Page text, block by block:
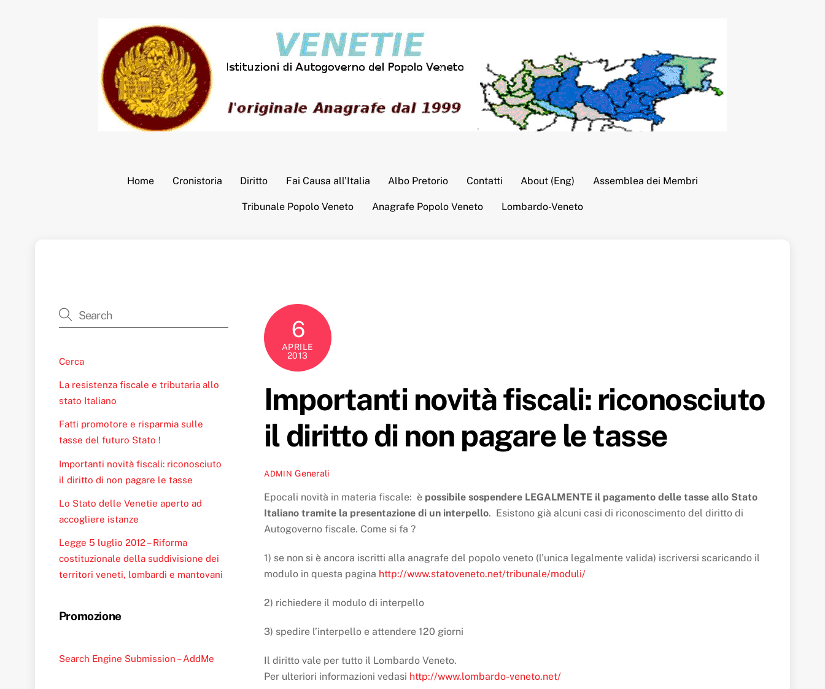
Home Cronistoria Diritto Fai Causa all’Italia Albo Pretorio Contatti About (Eng) Assemblea dei Membri
Tribunale Popolo Veneto Anagrafe Popolo Veneto Lombardo-Veneto
6
APRILE
2013
Importanti novità fiscali: riconosciuto
il diritto di non pagare le tasse
ADMIN Generali
Epocali novità in materia fiscale: èpossibile sospendere LEGALMENTE il pagamento delle tasse allo Stato
Italiano tramite la presentazione di un interpello. Esistono già alcuni casi di riconoscimento del diritto di
Autogoverno fiscale. Come si fa ?
1) se non si è ancora iscritti alla anagrafe del popolo veneto (l’unica legalmente valida) iscriversi scaricando il
modulo in questa pagina http://www.statoveneto.net/tribunale/moduli/
2) richiedere il modulo di interpello
3) spedire l’interpello e attendere 120 giorni
Il diritto vale per tutto il Lombardo Veneto.
Per ulteriori informazioni vedasi http://www.lombardo-veneto.net/
Cerca
La resistenza fiscale e tributaria allo
stato Italiano
Fatti promotore e risparmia sulle
tasse del futuro Stato !
Importanti novità fiscali: riconosciuto
il diritto di non pagare le tasse
Lo Stato delle Venetie aperto ad
accogliere istanze
Legge 5 luglio 2012 – Riforma
costituzionale della suddivisione dei
territori veneti, lombardi e mantovani
Promozione
Search Engine Submission – AddMe